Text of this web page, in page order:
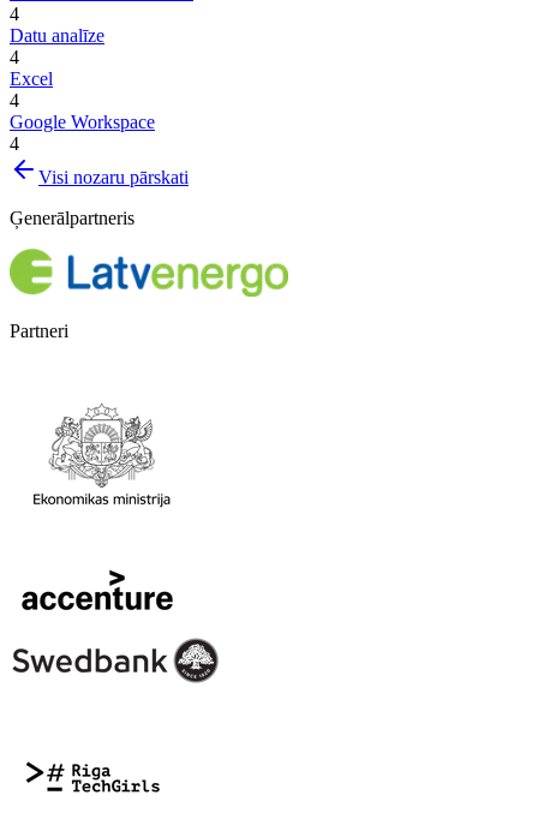
4
Datu analīze
4
Excel
4
Google Workspace
4
Visi nozaru pārskati
Ģenerālpartneris
Partneri